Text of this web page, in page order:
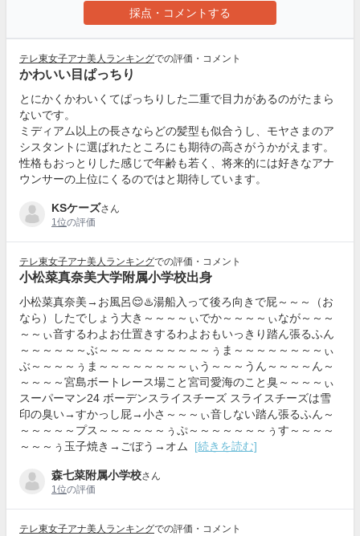
採点・コメントする
テレ東女子アナ美人ランキングでの評価・コメント
かわいい目ぱっちり
とにかくかわいくてぱっちりした二重で目力があるのがたまら
ないです。
ミディアム以上の長さならどの髪型も似合うし、モヤさまのア
シスタントに選ばれたところにも期待の高さがうかがえます。
性格もおっとりした感じで年齢も若く、将来的には好きなアナ
ウンサーの上位にくるのではと期待しています。
KSケーズさん
1位の評価
テレ東女子アナ美人ランキングでの評価・コメント
小松菜真奈美大学附属小学校出身
小松菜真奈美→お風呂😌♨️湯船入って後ろ向きで屁～～～（お
なら）したでしょう大き～～～～ぃでか～～～～ぃなが～～～
～～ぃ音するわよお仕置きするわよおもいっきり踏ん張るふん
～～～～～～ぶ～～～～～～～～～～ぅま～～～～～～～～ぃ
ぶ～～～～ぅま～～～～～～～～ぃう～～～うん～～～～ん～
～～～～宮島ボートレース場こと宮司愛海のこと臭～～～～ぃ
スーパーマン24 ボーデンスライスチーズ スライスチーズは雪
印の臭い→すかっし屁→小さ～～～ぃ音しない踏ん張るふん～
～～～～～プス～～～～～～ぅぷ～～～～～～～ぅす～～～～
～～～ぅ玉子焼き→ごぼう→オム
[続きを読む]
森七菜附属小学校さん
1位の評価
テレ東女子アナ美人ランキングでの評価・コメント